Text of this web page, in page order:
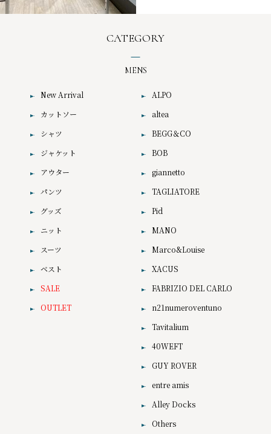
CATEGORY
MENS
New Arrival
カットソー
シャツ
ジャケット
アウター
パンツ
グッズ
ニット
スーツ
ベスト
SALE
OUTLET
ALPO
altea
BEGG＆CO
BOB
giannetto
TAGLIATORE
Pid
MANO
Marco&Louise
XACUS
FABRIZIO DEL CARLO
n21numeroventuno
Tavitalium
40WEFT
GUY ROVER
entre amis
Alley Docks
Others